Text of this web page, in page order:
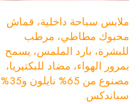
ملابس سباحة داخلية، قماش
محبوك مطاطي، مرطب
للبشرة، بارد الملمس، يسمح
بمرور الهواء، مضاد للبكتيريا،
مصنوع من 65% نايلون و35%
سباندكس.